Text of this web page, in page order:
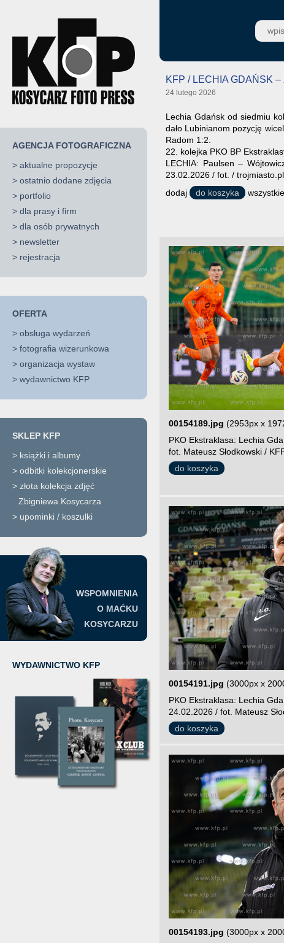
AGENCJA FOTOGRAFICZNA
> aktualne propozycje
> ostatnio dodane zdjęcia
> portfolio
> dla prasy i firm
> dla osób prywatnych
> newsletter
> rejestracja
OFERTA
> obsługa wydarzeń
> fotografia wizerunkowa
> organizacja wystaw
> wydawnictwo KFP
SKLEP KFP
> książki i albumy
> odbitki kolekcjonerskie
> złota kolekcja zdjęć
Zbigniewa Kosycarza
> upominki / koszulki
WSPOMNIENIA
O MAĆKU
KOSYCARZU
WYDAWNICTWO KFP
KFP / LECHIA GDAŃSK
24 lutego 2026
Lechia Gdańsk od siedmiu
dało Lubinianom pozycję
Radom 1:2.
22. kolejka PKO BP
LECHIA: Paulsen –
23.02.2026 / fot. /
dodaj
do koszyka
00154189.jpg (2953px x
PKO Ekstraklasa: Lechia
fot. Mateusz Słodkowski /
do koszyka
00154191.jpg (3000px x
PKO Ekstraklasa: Lechia
24.02.2026 / fot. Mateusz
do koszyka
00154193.jpg (3000px x